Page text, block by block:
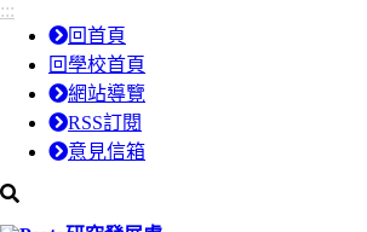
容
區
容
區
:::
回首頁
回學校首頁
網站導覽
RSS訂閱
意見信箱